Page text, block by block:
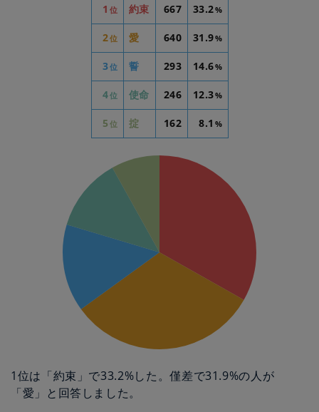
1 位 約束 667 33.2%
2位 愛 640 31.9%
3位 誓 293 14.6%
4位 使命 246 12.3%
5 位 掟 162 8.1 %
1位は「約束」で33.2%した。僅差で31.9%の人が
「愛」と回答しました。